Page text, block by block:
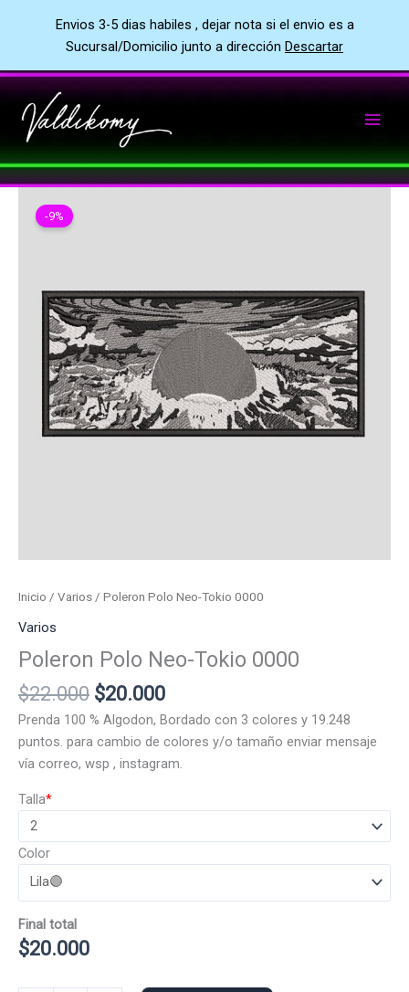
Envios 3-5 dias habiles , dejar nota si el envio es a
Sucursal/Domicilio junto a dirección Descartar
al
contenido
-9%
Inicio / Varios / Poleron Polo Neo-Tokio 0000
Varios
Poleron Polo Neo-Tokio 0000
$22.000 El
precio
original
era:
$20.000El
precio
actual
es:
Prenda 100 % Algodon, Bordado con 3 colores y 19.248
puntos. para cambio de colores y/o tamaño enviar mensaje
vía correo, wsp , instagram.
*
Talla
Color
Final total
$20.000